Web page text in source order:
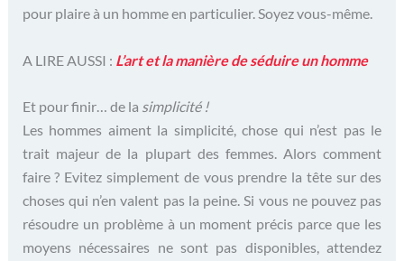
pour plaire à un homme en particulier. Soyez vous-même.
A LIRE AUSSI : L’art et la manière de séduire un homme
Et pour finir… de la simplicité !
Les hommes aiment la simplicité, chose qui n’est pas le
trait majeur de la plupart des femmes. Alors comment
faire ? Evitez simplement de vous prendre la tête sur des
choses qui n’en valent pas la peine. Si vous ne pouvez pas
résoudre un problème à un moment précis parce que les
moyens nécessaires ne sont pas disponibles, attendez